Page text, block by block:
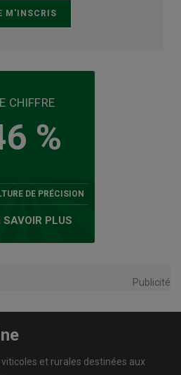
CHIFFRE
%
DE PRÉCISION
SAVOIR PLUS
Publicité
et rurales destinées aux